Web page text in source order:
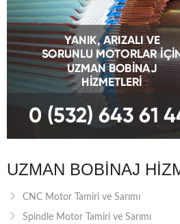
UZMAN BOBINAJ
CNC Motor Tamiri ve Sarımı
Spindle Motor Tamiri ve Sarımı